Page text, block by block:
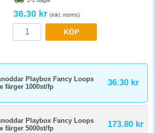
36.30 kr (inkl. moms)
KÖP
Playbox Fancy Loops
färger 1000st/fp
36.30 kr
Playbox Fancy Loops
färger 5000st/fp
173.80 kr